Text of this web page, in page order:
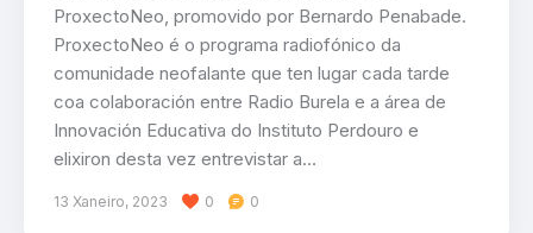
ProxectoNeo, promovido por Bernardo Penabade.
ProxectoNeo é o programa radiofónico da
comunidade neofalante que ten lugar cada tarde
coa colaboración entre Radio Burela e a área de
Innovación Educativa do Instituto Perdouro e
elixiron desta vez entrevistar a…
13 Xaneiro, 2023 0 0